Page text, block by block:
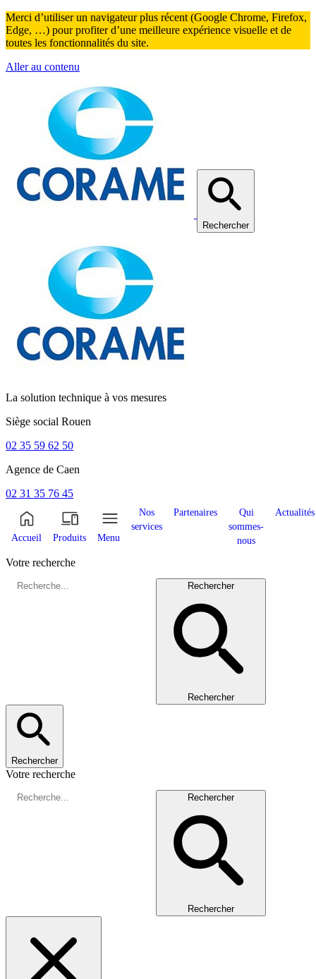
Merci d’utiliser un navigateur plus récent (Google Chrome, Firefox,
Edge, …) pour profiter d’une meilleure expérience visuelle et de
toutes les fonctionnalités du site.
Aller au contenu
Rechercher
La solution technique à vos mesures
Siège social Rouen
02 35 59 62 50
Agence de Caen
02 31 35 76 45
Accueil Produits Menu
Nos
services
Partenaires
Qui
sommes-
nous
Actualités
Votre recherche
Rechercher
Rechercher
Rechercher
Votre recherche
Rechercher
Rechercher